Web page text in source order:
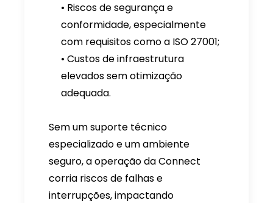
• Riscos de segurança e
conformidade, especialmente
com requisitos como a ISO 27001;
• Custos de infraestrutura
elevados sem otimização
adequada.
Sem um suporte técnico
especializado e um ambiente
seguro, a operação da Connect
corria riscos de falhas e
interrupções, impactando